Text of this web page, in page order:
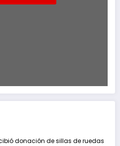
donación de sillas de ruedas